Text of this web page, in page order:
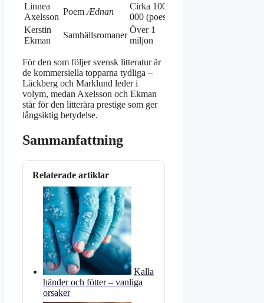
Linnea
Axelsson
Poem Ædnan
Cirka 100
000 (poesi)
Kerstin
Ekman
Samhällsromaner
Över 1
miljon
För den som följer svensk litteratur är
de kommersiella topparna tydliga –
Läckberg och Marklund leder i
volym, medan Axelsson och Ekman
står för den litterära prestige som ger
långsiktig betydelse.
Sammanfattning
Relaterade artiklar
Kalla
händer och fötter – vanliga
orsaker